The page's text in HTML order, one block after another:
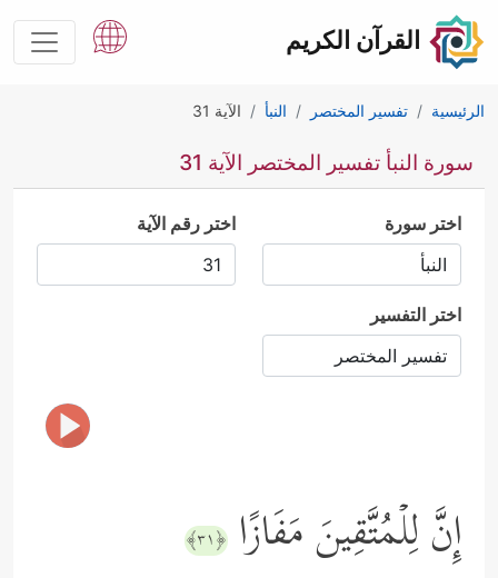
القرآن الكريم
الرئيسية تفسير المختصر النبأ الآية 31
سورة النبأ تفسير المختصر الآية 31
اختر سورة اختر رقم الآية
اختر التفسير
إِنَّ لِلۡمُتَّقِینَ مَفَازًا ﴿٣١﴾